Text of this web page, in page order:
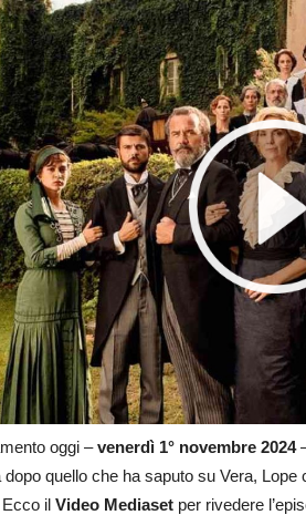
oggi –venerdì 1° novembre 2024
dopo quello che ha saputo su Vera,
Ecco il Video Mediaset per rivedere